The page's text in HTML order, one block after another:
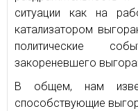
ситуации как на
катализатором
политические
закореневшего
В общем, нам
способствующие